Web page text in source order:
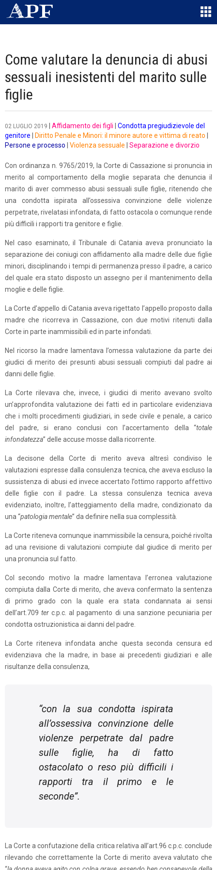
Come valutare la denuncia di abusi
sessuali inesistenti del marito sulle
figlie
02 LUGLIO 2019 Affidamento dei figli
Condotta pregiudizievole del
genitore
Diritto Penale e Minori: il minore autore e vittima di reato
Persone e processo
Violenza sessuale Separazione e divorzio
Con ordinanza n. 9765/2019, la Corte di Cassazione si pronuncia in
merito al comportamento della moglie separata che denuncia il
marito di aver commesso abusi sessuali sulle figlie, ritenendo che
una condotta ispirata all’ossessiva convinzione delle violenze
perpetrate, rivelatasi infondata, di fatto ostacola o comunque rende
più difficili i rapporti tra genitore e figlie.
Nel caso esaminato, il Tribunale di Catania aveva pronunciato la
separazione dei coniugi con affidamento alla madre delle due figlie
minori, disciplinando i tempi di permanenza presso il padre, a carico
del quale era stato disposto un assegno per il mantenimento della
moglie e delle figlie.
La Corte d’appello di Catania aveva rigettato l’appello proposto dalla
madre che ricorreva in Cassazione, con due motivi ritenuti dalla
Corte in parte inammissibili ed in parte infondati.
Nel ricorso la madre lamentava l’omessa valutazione da parte dei
giudici di merito dei presunti abusi sessuali compiuti dal padre ai
danni delle figlie.
La Corte rilevava che, invece, i giudici di merito avevano svolto
un’approfondita valutazione dei fatti ed in particolare evidenziava
che i molti procedimenti giudiziari, in sede civile e penale, a carico
del padre, si erano conclusi con l’accertamento della “totale
infondatezza” delle accuse mosse dalla ricorrente.
La decisone della Corte di merito aveva altresì condiviso le
valutazioni espresse dalla consulenza tecnica, che aveva escluso la
sussistenza di abusi ed invece accertato l’ottimo rapporto affettivo
delle figlie con il padre. La stessa consulenza tecnica aveva
evidenziato, inoltre, l’atteggiamento della madre, condizionato da
una “patologia mentale” da definire nella sua complessità.
La Corte riteneva comunque inammissibile la censura, poiché rivolta
ad una revisione di valutazioni compiute dal giudice di merito per
una pronuncia sul fatto.
Col secondo motivo la madre lamentava l’erronea valutazione
compiuta dalla Corte di merito, che aveva confermato la sentenza
di primo grado con la quale era stata condannata ai sensi
dell’art.709ter c.p.c. al pagamento di una sanzione pecuniaria per
condotta ostruzionistica ai danni del padre.
La Corte riteneva infondata anche questa seconda censura ed
evidenziava che la madre, in base ai precedenti giudiziari e alle
risultanze della consulenza,
“con la sua condotta ispirata
all’ossessiva convinzione delle
violenze perpetrate dal padre
sulle figlie, ha di fatto
ostacolato o reso più difficili i
rapporti tra il primo e le
seconde”.
La Corte a confutazione della critica relativa all’art.96 c.p.c. conclude
rilevando che correttamente la Corte di merito aveva valutato che